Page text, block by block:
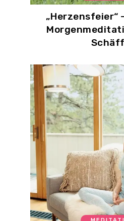
„Herzensfeier“